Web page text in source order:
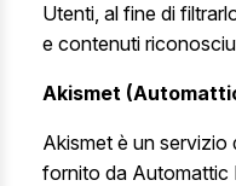
Utenti, al fine di
e contenuti
Akismet
Akismet è un
fornito da Automattic